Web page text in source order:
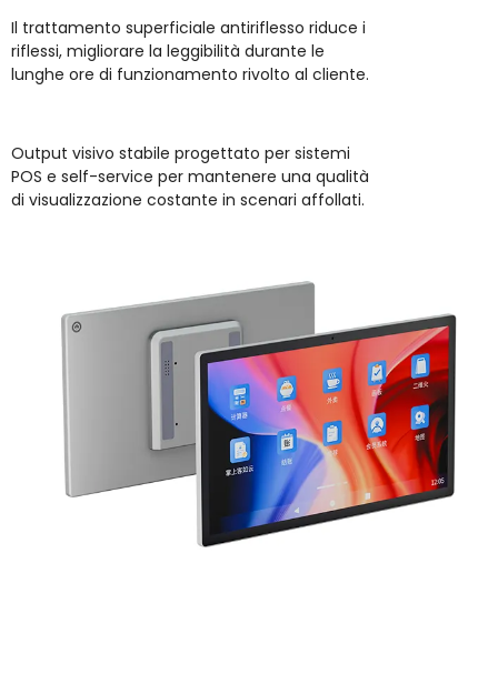
Il trattamento superficiale antiriflesso riduce i
riflessi, migliorare la leggibilità durante le
lunghe ore di funzionamento rivolto al cliente.
Output visivo stabile progettato per sistemi
POS e self-service per mantenere una qualità
di visualizzazione costante in scenari affollati.